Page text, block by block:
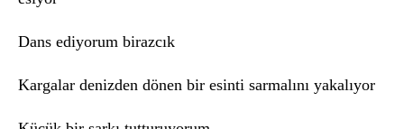
Dans ediyorum birazcık
Kargalar denizden dönen bir esinti sarmalını yakalıyor